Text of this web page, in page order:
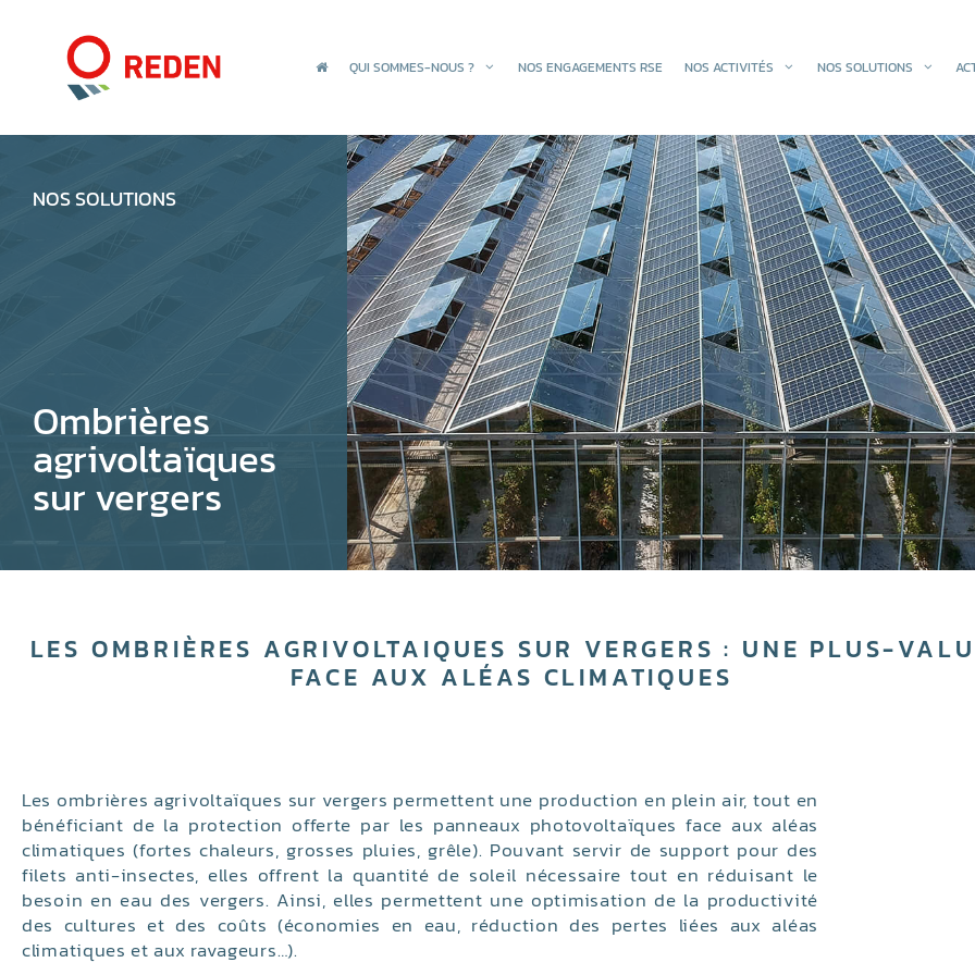
QUI SOMMES-NOUS ? NOS ENGAGEMENTS RSE NOS ACTIVITÉS NOS SOLUTIONS
NOS SOLUTIONS
Ombrières
agrivoltaïques
sur vergers
LES OMBRIÈRES AGRIVOLTAIQUES SUR VERGERS : UNE PLUS-
FACE AUX ALÉAS CLIMATIQUES
Les ombrières agrivoltaïques sur vergers permettent une production en plein air, tout en
bénéficiant de la protection offerte par les panneaux photovoltaïques face aux aléas
climatiques (fortes chaleurs, grosses pluies, grêle). Pouvant servir de support pour des
filets anti-insectes, elles offrent la quantité de soleil nécessaire tout en réduisant le
besoin en eau des vergers. Ainsi, elles permettent une optimisation de la productivité
des cultures et des coûts (économies en eau, réduction des pertes liées aux aléas
climatiques et aux ravageurs…).